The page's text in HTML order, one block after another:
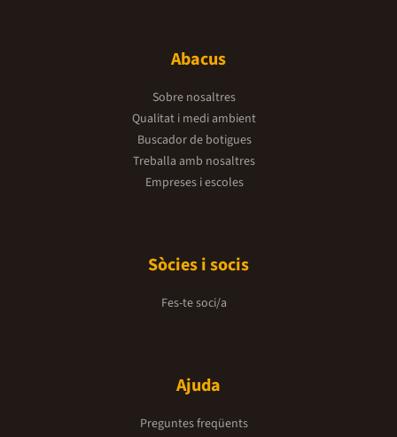
Abacus
Sobre nosaltres
Qualitat i medi ambient
Buscador de botigues
Treballa amb nosaltres
Empreses i escoles
Sòcies i socis
Fes-te soci/a
Ajuda
Preguntes freqüents